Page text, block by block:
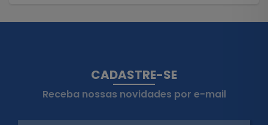
CADASTRE-SE
Receba nossas novidades por e-mail